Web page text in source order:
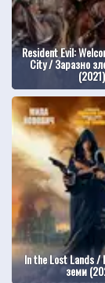
Resident Evil:
City / Заразно
(2021)
In the Lost Lands /
земи